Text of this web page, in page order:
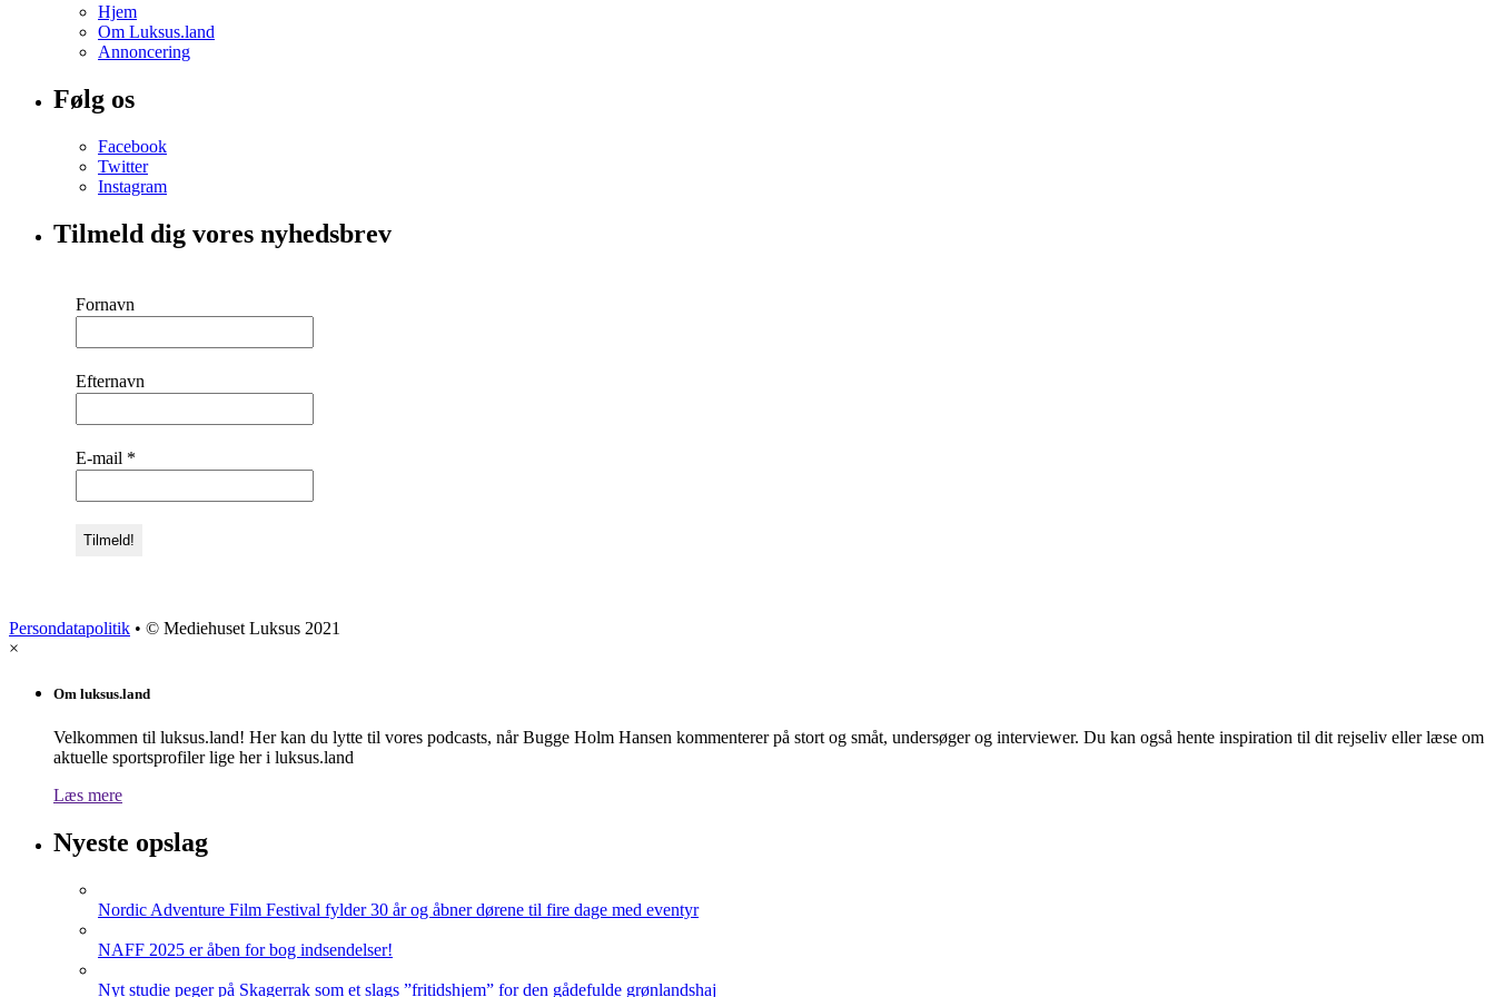
Hjem
Om Luksus.land
Annoncering
Følg os
Facebook
Twitter
Instagram
Tilmeld dig vores nyhedsbrev
Fornavn
Efternavn
E-mail *
Persondatapolitik • © Mediehuset Luksus 2021
×
Om luksus.land
Velkommen til luksus.land! Her kan du lytte til vores podcasts, når Bugge Holm Hansen kommenterer på stort og småt, undersøger og interviewer. Du kan også hente inspiration til dit rejseliv eller læse om
aktuelle sportsprofiler lige her i luksus.land
Læs mere
Nyeste opslag
Nordic Adventure Film Festival fylder 30 år og åbner dørene til fire dage med eventyr
NAFF 2025 er åben for bog indsendelser!
Nyt studie peger på Skagerrak som et slags ”fritidshjem” for den gådefulde grønlandshaj